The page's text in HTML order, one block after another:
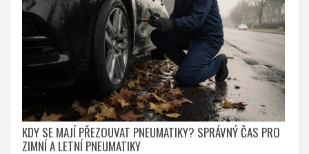
KDY SE MAJÍ PŘEZOUVAT PNEUMATIKY? SPRÁVNÝ ČAS PRO
ZIMNÍ A LETNÍ PNEUMATIKY